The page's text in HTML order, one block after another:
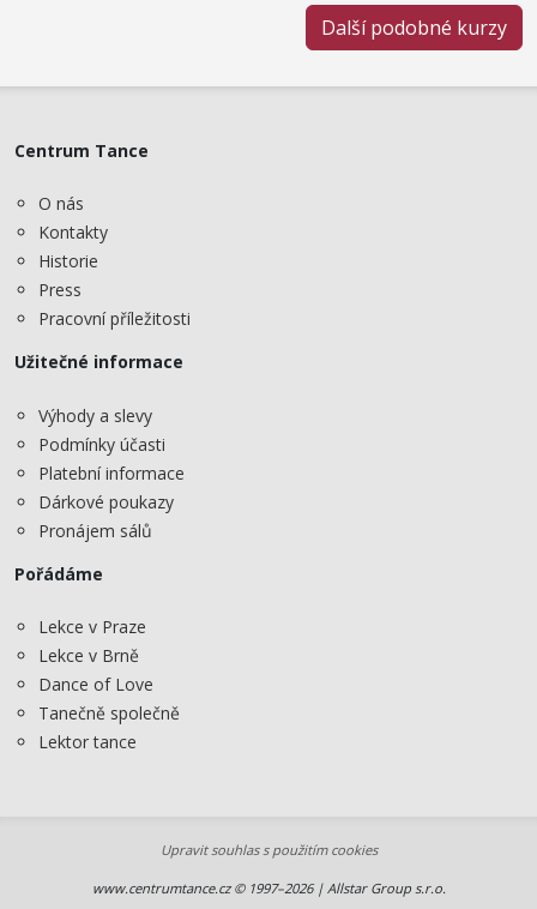
Další podobné kurzy
Centrum Tance
O nás
Kontakty
Historie
Press
Pracovní příležitosti
Užitečné informace
Výhody a slevy
Podmínky účasti
Platební informace
Dárkové poukazy
Pronájem sálů
Pořádáme
Lekce v Praze
Lekce v Brně
Dance of Love
Tanečně společně
Lektor tance
Upravit souhlas s použitím cookies
www.centrumtance.cz © 1997–2026 | Allstar Group s.r.o.